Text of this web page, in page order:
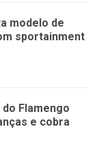
modelo de
sportainment
Flamengo
e cobra